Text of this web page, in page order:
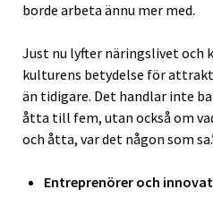
borde arbeta ännu mer med.
Just nu lyfter näringslivet och
kulturens betydelse för
än tidigare. Det handlar inte
åtta till fem, utan också om
och åtta, var det någon som
Entreprenörer och